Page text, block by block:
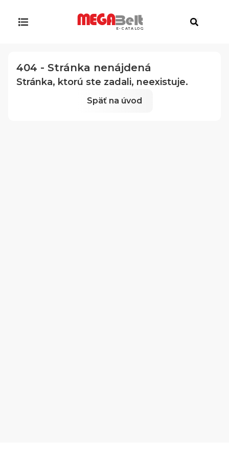
E-CATALOG
404 - Stránka nenájdená
Stránka, ktorú ste zadali, neexistuje.
Späť na úvod